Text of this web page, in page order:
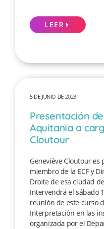
LEER
5 DE JUNIO DE 2023
Presentación
Aquitania a
Cloutour
Geneviève Cloutour es
miembro de la ECF y
Droite de esa ciudad
Intervendrá el sábado
reunión de este curso
Interpretación en las
organizada por el